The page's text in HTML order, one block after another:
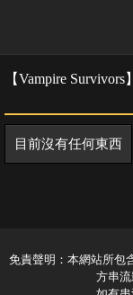
【Vampire
目前沒有任何東西
免責聲明：本網站所包
方串流